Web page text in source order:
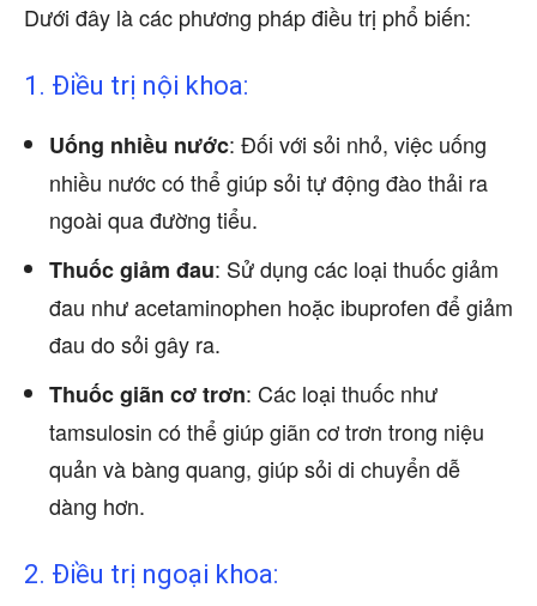
Dưới đây là các phương pháp điều trị phổ biến:
1. Điều trị nội khoa:
Uống nhiều nước: Đối với sỏi nhỏ, việc uống
nhiều nước có thể giúp sỏi tự động đào thải ra
ngoài qua đường tiểu.
Thuốc giảm đau: Sử dụng các loại thuốc giảm
đau như acetaminophen hoặc ibuprofen để giảm
đau do sỏi gây ra.
Thuốc giãn cơ trơn: Các loại thuốc như
tamsulosin có thể giúp giãn cơ trơn trong niệu
quản và bàng quang, giúp sỏi di chuyển dễ
dàng hơn.
2. Điều trị ngoại khoa: